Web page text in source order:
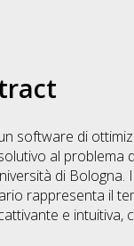
software di
al
di
rappresenta il
e intuitiva,